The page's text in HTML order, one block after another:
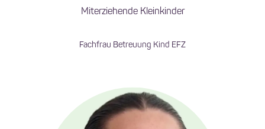
Miterziehende Kleinkinder
Fachfrau Betreuung Kind EFZ